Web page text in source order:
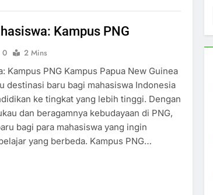
Kampus PNG
0
2 Mins
Kampus PNG Kampus Papua New Guinea
destinasi baru bagi mahasiswa Indonesia
ke tingkat yang lebih tinggi. Dengan
dan beragamnya kebudayaan di PNG,
bagi para mahasiswa yang ingin
yang berbeda. Kampus PNG…